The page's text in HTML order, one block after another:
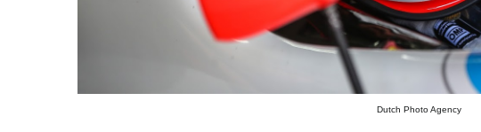
Dutch Photo Agency